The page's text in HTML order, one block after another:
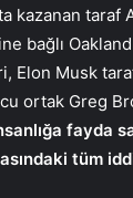
kazanan taraf
bağlı
Elon Musk
ortak Greg
fayda
tüm